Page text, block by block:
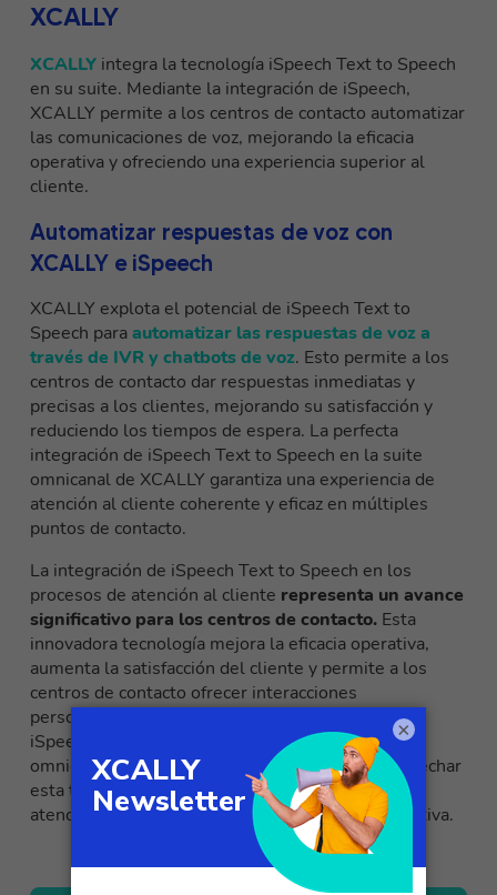
XCALLY
XCALLY integra la tecnología iSpeech Text to Speech
en su suite. Mediante la integración de iSpeech,
XCALLY permite a los centros de contacto automatizar
las comunicaciones de voz, mejorando la eficacia
operativa y ofreciendo una experiencia superior al
cliente.
Automatizar respuestas de voz con
XCALLY e iSpeech
XCALLY explota el potencial de iSpeech Text to
Speech paraautomatizar las respuestas de voz a
través de IVR y chatbots de voz. Esto permite a los
centros de contacto dar respuestas inmediatas y
precisas a los clientes, mejorando su satisfacción y
reduciendo los tiempos de espera. La perfecta
integración de iSpeech Text to Speech en la suite
omnicanal de XCALLY garantiza una experiencia de
atención al cliente coherente y eficaz en múltiples
puntos de contacto.
La integración de iSpeech Text to Speech en los
procesos de atención al cliente representa un avance
significativo para los centros de contacto. Esta
innovadora tecnología mejora la eficacia operativa,
aumenta la satisfacción del cliente y permite a los
centros de contacto ofrecer interacciones
personalizadas y oportunas. Con la integración de
iSpeech Text to Speech de XCALLY en su suite
omnicanal, los centros de contacto pueden aprovechar
esta tecnología para optimizar sus operaciones de
atención al cliente y obtener una ventaja competitiva.
×